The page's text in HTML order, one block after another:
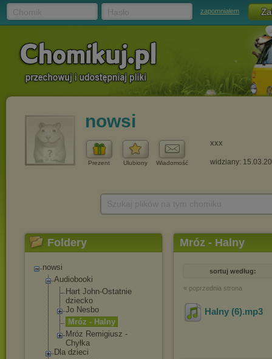
zapomniałem
nowsi
Prezent Ulubiony Wiadomość
xxx
widziany:
Foldery
nowsi
Audiobooki
Hart John-Ostatnie
dziecko
Jo Nesbo
Mróz - Halny
Mróz Remigiusz -
Chyłka
Dla dzieci
Mróz - Halny
sortuj według:
« poprzednia strona
Halny (6).mp3